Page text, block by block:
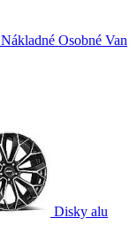
Nákladné Osobné Van
Disky alu